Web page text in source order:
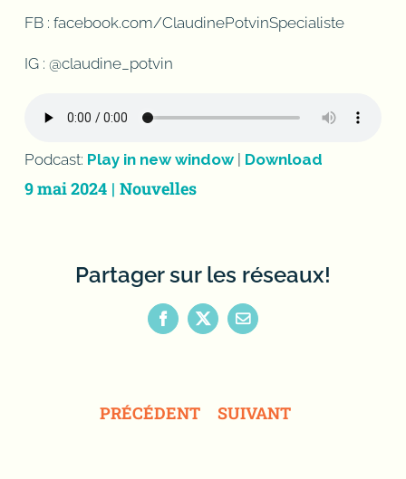
FB : facebook.com/ClaudinePotvinSpecialiste
IG : @claudine_potvin
Podcast: Play in new window| Download
9 mai 2024 | Nouvelles
Partager sur les réseaux!
Facebook
X Email
PRÉCÉDENT SUIVANT